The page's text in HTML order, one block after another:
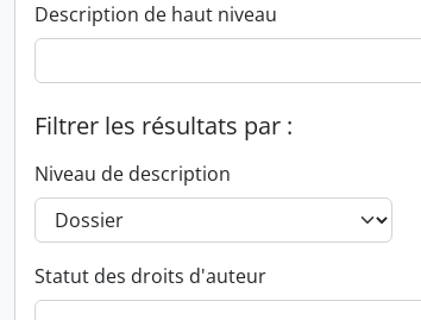
Description de haut niveau
Filtrer les résultats par :
Niveau de description
Statut des droits d'auteur